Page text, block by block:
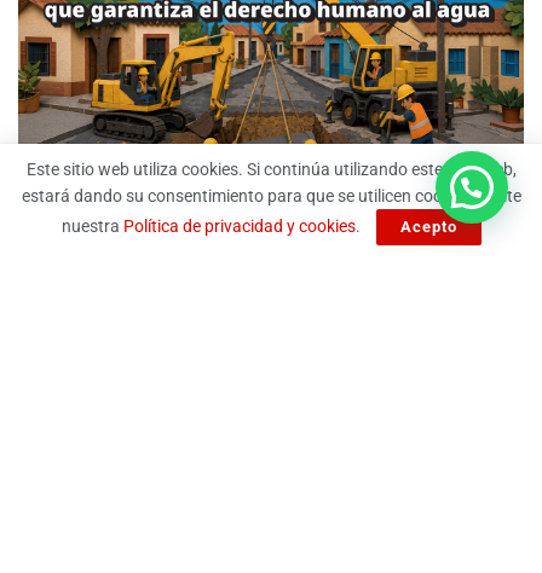
Este sitio web utiliza cookies. Si continúa utilizando este sitio web,
estará dando su consentimiento para que se utilicen cookies. Visite
nuestra Política de privacidad y cookies. Acepto